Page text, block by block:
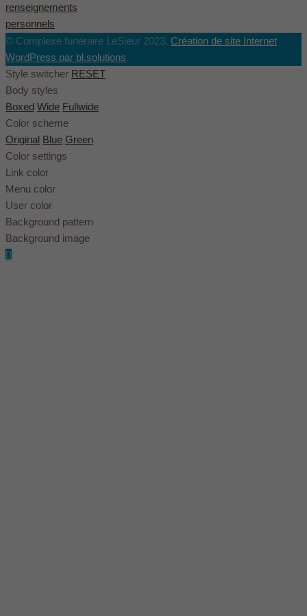
renseignements
personnels
© Complexe funéraire LeSieur 2023. Création de site Internet
WordPress par bl.solutions.
Style switcher RESET
Body styles
Boxed Wide Fullwide
Color scheme
Original Blue Green
Color settings
Link color
Menu color
User color
Background pattern
Background image